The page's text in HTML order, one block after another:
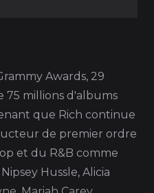
Awards, 29
75 millions d'albums
que Rich continue
de premier ordre
et du R&B comme
Hussle, Alicia